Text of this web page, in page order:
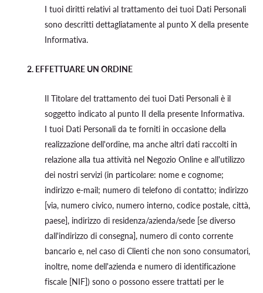
I tuoi diritti relativi al trattamento dei tuoi Dati Personali
sono descritti dettagliatamente al punto X della presente
Informativa.
2. EFFETTUARE UN ORDINE
Il Titolare del trattamento dei tuoi Dati Personali è il
soggetto indicato al punto II della presente Informativa.
I tuoi Dati Personali da te forniti in occasione della
realizzazione dell'ordine, ma anche altri dati raccolti in
relazione alla tua attività nel Negozio Online e all'utilizzo
dei nostri servizi (in particolare: nome e cognome;
indirizzo e-mail; numero di telefono di contatto; indirizzo
[via, numero civico, numero interno, codice postale, città,
paese], indirizzo di residenza/azienda/sede [se diverso
dall'indirizzo di consegna], numero di conto corrente
bancario e, nel caso di Clienti che non sono consumatori,
inoltre, nome dell'azienda e numero di identificazione
fiscale [NIF]) sono o possono essere trattati per le